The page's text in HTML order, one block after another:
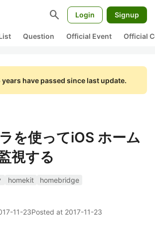
search Login Signup
Question Official Event Official
years have passed since last update.
を使ってiOS ホーム
視する
homekit
homebridge
11-23Posted at 2017-11-23